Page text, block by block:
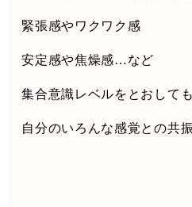
緊張感やワクワク感
安定感や焦燥感…など
集合意識レベルをとおしても
自分のいろんな感覚との共